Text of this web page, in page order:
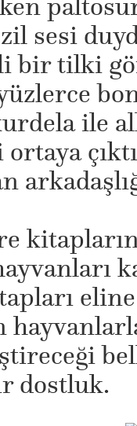
sesi
bir tilki
ile
dostluk.